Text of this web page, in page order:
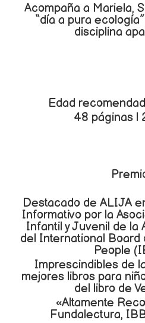
Acompaña a Mariela,
“día a pura
disciplina
Edad
48 páginas |
Destacado de ALIJA
Informativo por la
Infantil y Juvenil de la
del International Board
People
Imprescindibles de
mejores libros para
del libro de
«Altamente
Fundalectura,